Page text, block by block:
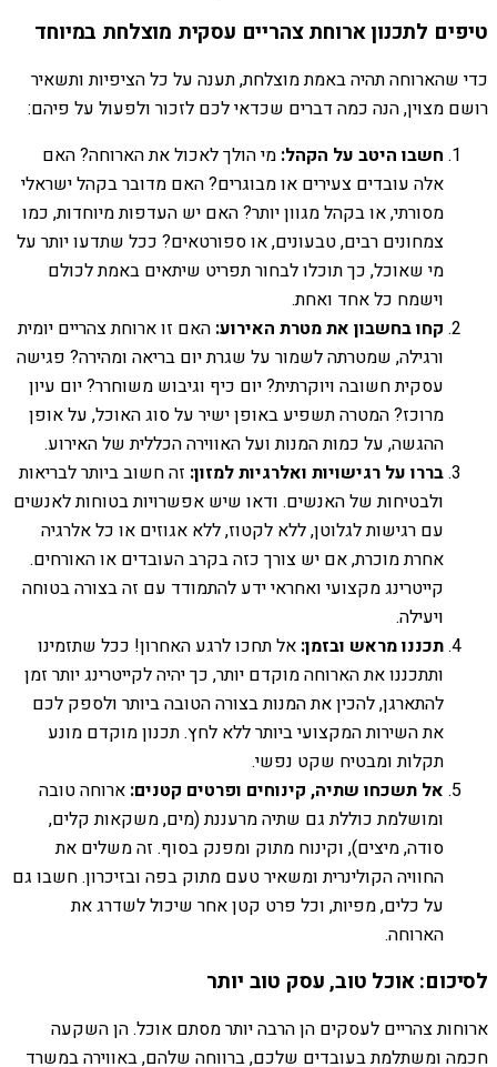
טיפים לתכנון ארוחת צהריים עסקית מוצלחת במיוחד
כדי שהארוחה תהיה באמת מוצלחת, תענה על כל הציפיות ותשאיר
רושם מצוין, הנה כמה דברים שכדאי לכם לזכור ולפעול על פיהם:
חשבו היטב על הקהל: מי הולך לאכול את הארוחה? האם
אלה עובדים צעירים או מבוגרים? האם מדובר בקהל ישראלי
מסורתי, או בקהל מגוון יותר? האם יש העדפות מיוחדות, כמו
צמחונים רבים, טבעונים, או ספורטאים? ככל שתדעו יותר על
מי שאוכל, כך תוכלו לבחור תפריט שיתאים באמת לכולם
וישמח כל אחד ואחת.
קחו בחשבון את מטרת האירוע: האם זו ארוחת צהריים יומית
ורגילה, שמטרתה לשמור על שגרת יום בריאה ומהירה? פגישה
עסקית חשובה ויוקרתית? יום כיף וגיבוש משוחרר? יום עיון
מרוכז? המטרה תשפיע באופן ישיר על סוג האוכל, על אופן
ההגשה, על כמות המנות ועל האווירה הכללית של האירוע.
בררו על רגישויות ואלרגיות למזון: זה חשוב ביותר לבריאות
ולבטיחות של האנשים. ודאו שיש אפשרויות בטוחות לאנשים
עם רגישות לגלוטן, ללא לקטוז, ללא אגוזים או כל אלרגיה
אחרת מוכרת, אם יש צורך כזה בקרב העובדים או האורחים.
קייטרינג מקצועי ואחראי ידע להתמודד עם זה בצורה בטוחה
ויעילה.
תכננו מראש ובזמן: אל תחכו לרגע האחרון! ככל שתזמינו
ותתכננו את הארוחה מוקדם יותר, כך יהיה לקייטרינג יותר זמן
להתארגן, להכין את המנות בצורה הטובה ביותר ולספק לכם
את השירות המקצועי ביותר ללא לחץ. תכנון מוקדם מונע
תקלות ומבטיח שקט נפשי.
אל תשכחו שתיה, קינוחים ופרטים קטנים: ארוחה טובה
ומושלמת כוללת גם שתיה מרעננת (מים, משקאות קלים,
סודה, מיצים), וקינוח מתוק ומפנק בסוף. זה משלים את
החוויה הקולינרית ומשאיר טעם מתוק בפה ובזיכרון. חשבו גם
על כלים, מפיות, וכל פרט קטן אחר שיכול לשדרג את
הארוחה.
לסיכום: אוכל טוב, עסק טוב יותר
ארוחות צהריים לעסקים הן הרבה יותר מסתם אוכל. הן השקעה
חכמה ומשתלמת בעובדים שלכם, ברווחה שלהם, באווירה במשרד